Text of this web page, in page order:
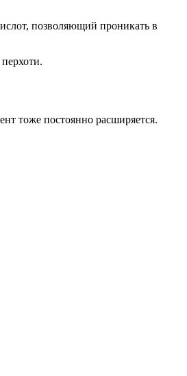
позволяющий проникать в
тоже постоянно расширяется.